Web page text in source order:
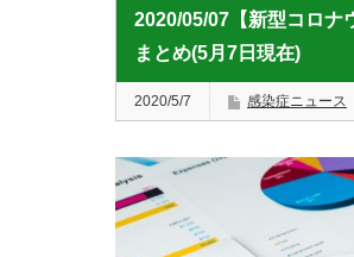
2020/05/07【新型コロナ
まとめ(5月7日現在)
2020/5/7 感染症ニュース